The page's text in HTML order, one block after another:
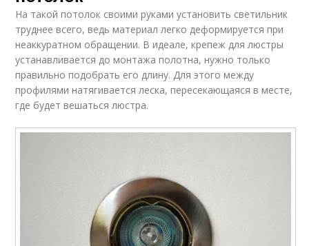
потолок
Люстры к потолку
Люстры на бетонном
потолке
На такой потолок своими руками установить светильник
труднее всего, ведь материал легко деформируется при
неаккуратном обращении. В идеале, крепеж для люстры
устанавливается до монтажа полотна, нужно только
правильно подобрать его длину. Для этого между
профилями натягивается леска, пересекающаяся в месте,
где будет вешаться люстра.